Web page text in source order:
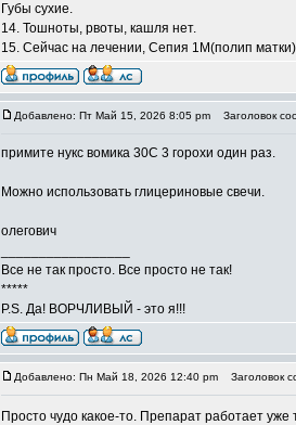
Губы сухие.
14. Тошноты, рвоты, кашля нет.
15. Сейчас на лечении, Сепия 1М(полип
Добавлено: Пт Май 15, 2026 8:05 pm Заголовок
примите нукс вомика 30С 3 горохи один раз.
Можно использовать глицериновые свечи.
олегович
Все не так просто. Все просто не так!
*****
P.S. Да! ВОРЧЛИВЫЙ - это я!!!
Добавлено: Пн Май 18, 2026 12:40 pm Заголовок
Просто чудо какое-то. Препарат работает